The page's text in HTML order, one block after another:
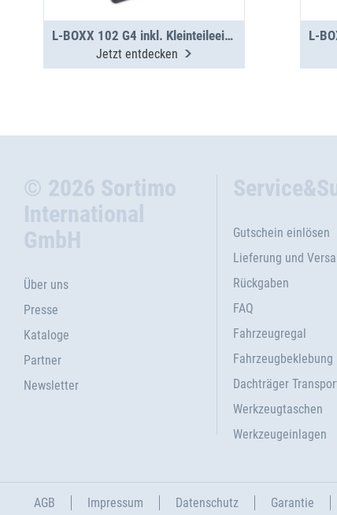
L-BOXX 102 G4 inkl. Kleinteileeinsatz 5 Mulden
Jetzt entdecken
© 2026 Sortimo
International
GmbH
Über uns
Presse
Kataloge
Partner
Newsletter
Gutschein einlösen
Lieferung und
Rückgaben
FAQ
Fahrzeugregal
Fahrzeugbeklebung
Dachträger
Werkzeugtaschen
Werkzeugeinlagen
AGB Impressum Datenschutz Garantie